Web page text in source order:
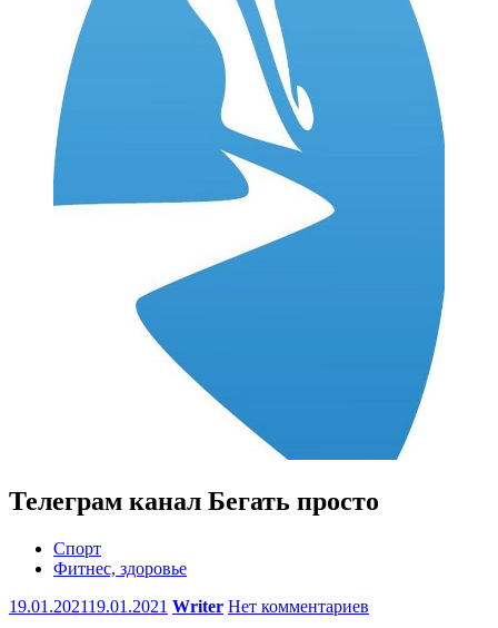
Телеграм канал Бегать просто
Спорт
Фитнес, здоровье
19.01.202119.01.2021 Writer Нет комментариев